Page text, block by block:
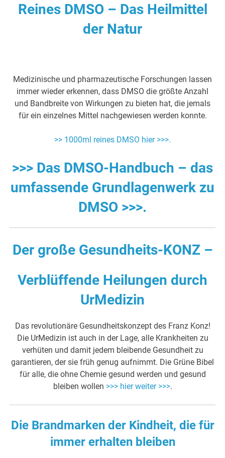
Reines DMSO – Das Heilmittel
der Natur
Medizinische und pharmazeutische Forschungen lassen
immer wieder erkennen, dass DMSO die größte Anzahl
und Bandbreite von Wirkungen zu bieten hat, die jemals
für ein einzelnes Mittel nachgewiesen werden konnte.
>> 1000ml reines DMSO hier >>>.
>>> Das DMSO-Handbuch – das
umfassende Grundlagenwerk zu
DMSO >>>.
Der große Gesundheits-KONZ –
Verblüffende Heilungen durch
UrMedizin
Das revolutionäre Gesundheitskonzept des Franz Konz!
Die UrMedizin ist auch in der Lage, alle Krankheiten zu
verhüten und damit jedem bleibende Gesundheit zu
garantieren, der sie früh genug aufnimmt. Die Grüne Bibel
für alle, die ohne Chemie gesund werden und gesund
bleiben wollen >>> hier weiter >>>.
Die Brandmarken der Kindheit, die für
immer erhalten bleiben